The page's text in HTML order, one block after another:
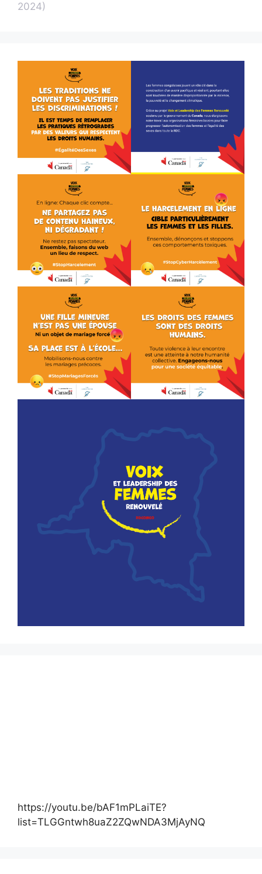
2024)
https://youtu.be/bAF1mPLaiTE?
list=TLGGntwh8uaZ2ZQwNDA3MjAyNQ